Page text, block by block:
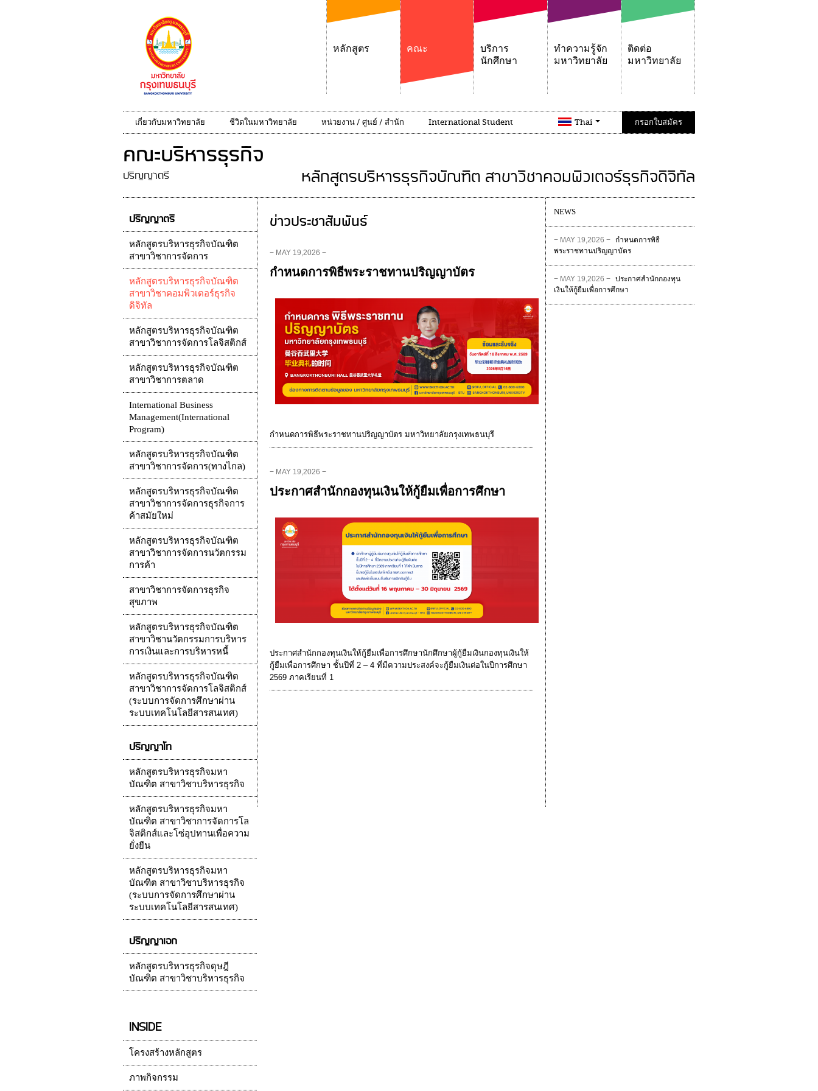
หลักสูตร คณะ
บริการ
นักศึกษา
ทำความรู้จัก
มหาวิทยาลัย
ติดต่อ
มหาวิทยาลัย
เกี่ยวกับมหาวิทยาลัย ชีวิตในมหาวิทยาลัย หน่วยงาน / ศูนย์ / สำนัก International Student Thai กรอกใบสมัคร
คณะบริหารธุรกิจ
ปริญญาตรี หลักสูตรบริหารธุรกิจบัณฑิต สาขาวิชาคอมพิวเตอร์ธุรกิจดิจิทัล
ข่าวประชาสัมพันธ์
− MAY 19,2026 −
กำหนดการพิธีพระราชทานปริญญาบัตร
กำหนดการพิธีพระราชทานปริญญาบัตร มหาวิทยาลัยกรุงเทพธนบุรี
− MAY 19,2026 −
ประกาศสำนักกองทุนเงินให้กู้ยืมเพื่อการศึกษา
ประกาศสำนักกองทุนเงินให้กู้ยืมเพื่อการศึกษานักศึกษาผู้กู้ยืมเงินกองทุนเงินให้
กู้ยืมเพื่อการศึกษา ชั้นปีที่ 2 – 4 ที่มีความประสงค์จะกู้ยืมเงินต่อในปีการศึกษา
2569 ภาคเรียนที่ 1
NEWS
− MAY 19,2026 −
กำหนดการพิธี
พระราชทานปริญญาบัตร
− MAY 19,2026 − ประกาศสำนักกองทุน
เงินให้กู้ยืมเพื่อการศึกษา
ปริญญาตรี
หลักสูตรบริหารธุรกิจบัณฑิต
สาขาวิชาการจัดการ
หลักสูตรบริหารธุรกิจบัณฑิต
สาขาวิชาคอมพิวเตอร์ธุรกิจ
ดิจิทัล
หลักสูตรบริหารธุรกิจบัณฑิต
สาขาวิชาการจัดการโลจิสติกส์
หลักสูตรบริหารธุรกิจบัณฑิต
สาขาวิชาการตลาด
International Business
Management(International
Program)
หลักสูตรบริหารธุรกิจบัณฑิต
สาขาวิชาการจัดการ(ทางไกล)
หลักสูตรบริหารธุรกิจบัณฑิต
สาขาวิชาการจัดการธุรกิจการ
ค้าสมัยใหม่
หลักสูตรบริหารธุรกิจบัณฑิต
สาขาวิชาการจัดการนวัตกรรม
การค้า
สาขาวิชาการจัดการธุรกิจ
สุขภาพ
หลักสูตรบริหารธุรกิจบัณฑิต
สาขาวิชานวัตกรรมการบริหาร
การเงินและการบริหารหนี้
หลักสูตรบริหารธุรกิจบัณฑิต
สาขาวิชาการจัดการโลจิสติกส์
(ระบบการจัดการศึกษาผ่าน
ระบบเทคโนโลยีสารสนเทศ)
ปริญญาโท
หลักสูตรบริหารธุรกิจมหา
บัณฑิต สาขาวิชาบริหารธุรกิจ
หลักสูตรบริหารธุรกิจมหา
บัณฑิต สาขาวิชาการจัดการโล
จิสติกส์และโซ่อุปทานเพื่อความ
ยั่งยืน
หลักสูตรบริหารธุรกิจมหา
บัณฑิต สาขาวิชาบริหารธุรกิจ
(ระบบการจัดการศึกษาผ่าน
ระบบเทคโนโลยีสารสนเทศ)
ปริญญาเอก
หลักสูตรบริหารธุรกิจดุษฎี
บัณฑิต สาขาวิชาบริหารธุรกิจ
INSIDE
โครงสร้างหลักสูตร
ภาพกิจกรรม